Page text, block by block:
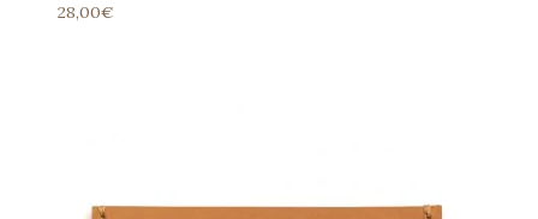
28,00€